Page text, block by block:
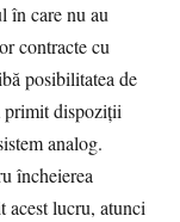
în care nu au
contracte cu
posibilitatea de
primit dispoziţii
analog.
încheierea
acest lucru, atunci